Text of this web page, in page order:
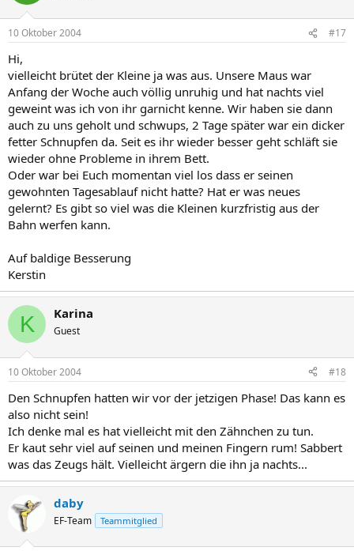
10 Oktober 2004 #17
Hi,
vielleicht brütet der Kleine ja was aus. Unsere Maus war
Anfang der Woche auch völlig unruhig und hat nachts viel
geweint was ich von ihr garnicht kenne. Wir haben sie dann
auch zu uns geholt und schwups, 2 Tage später war ein dicker
fetter Schnupfen da. Seit es ihr wieder besser geht schläft sie
wieder ohne Probleme in ihrem Bett.
Oder war bei Euch momentan viel los dass er seinen
gewohnten Tagesablauf nicht hatte? Hat er was neues
gelernt? Es gibt so viel was die Kleinen kurzfristig aus der
Bahn werfen kann.
Auf baldige Besserung
Kerstin
K Karina
Guest
10 Oktober 2004 #18
Den Schnupfen hatten wir vor der jetzigen Phase! Das kann es
also nicht sein!
Ich denke mal es hat vielleicht mit den Zähnchen zu tun.
Er kaut sehr viel auf seinen und meinen Fingern rum! Sabbert
was das Zeugs hält. Vielleicht ärgern die ihn ja nachts...
daby
EF-Team Teammitglied